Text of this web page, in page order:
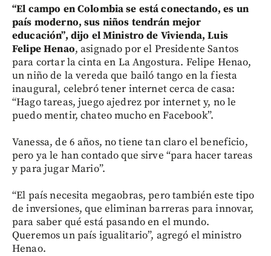
“El campo en Colombia se está conectando, es un
país moderno, sus niños tendrán mejor
educación”, dijo el Ministro de Vivienda, Luis
Felipe Henao, asignado por el Presidente Santos
para cortar la cinta en La Angostura. Felipe Henao,
un niño de la vereda que bailó tango en la fiesta
inaugural, celebró tener internet cerca de casa:
“Hago tareas, juego ajedrez por internet y, no le
puedo mentir, chateo mucho en Facebook”.
Vanessa, de 6 años, no tiene tan claro el beneficio,
pero ya le han contado que sirve “para hacer tareas
y para jugar Mario”.
“El país necesita megaobras, pero también este tipo
de inversiones, que eliminan barreras para innovar,
para saber qué está pasando en el mundo.
Queremos un país igualitario”, agregó el ministro
Henao.